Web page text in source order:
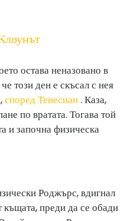
остава неназовано в
този ден е скъсал с нея
според Тенесиан . Каза,
по вратата. Тогава той
и започна физическа
Роджърс, вдигнал
къщата, преди да се обади